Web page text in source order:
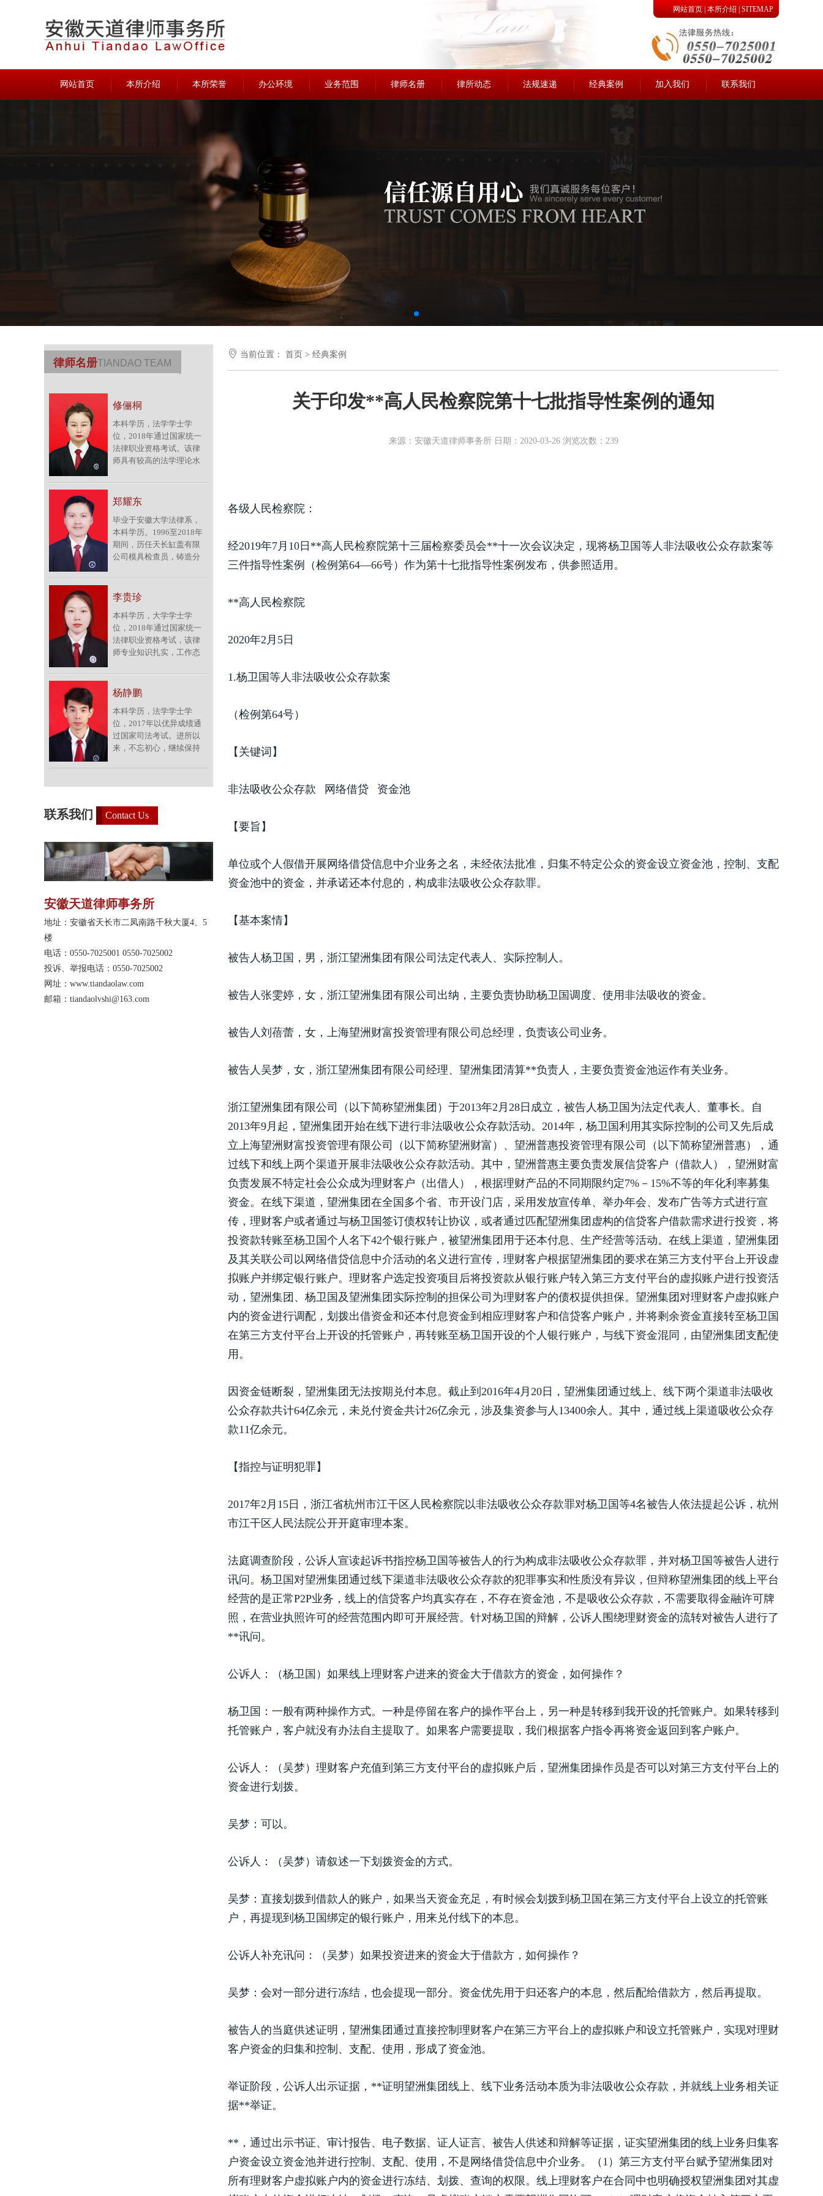
网站首页 本所介绍 SITEMAP
网站首页 本所介绍 本所荣誉 办公环境 业务范围 律师名册 律所动态 法规速递 经典案例 加入我们 联系我们
律师名册TIANDAO TEAM
修俪桐
本科学历，法学学士学
位，2018年通过国家统一
法律职业资格考试。该律
师具有较高的法学理论水
市知名企业从事多年的法
务工作，期间积累了较为
验。擅长办理买卖合同纠
纷、海事纠纷、劳动争议
仲裁及诉讼纠纷、婚姻家
庭及遗产继承纠纷等，该
电话：15705506007。<br
郑耀东
毕业于安徽大学法律系，
本科学历。1996至2018年
期间，历任天长缸盖有限
公司模具检查员，铸造分
备分厂厂长等职。2018年
以优异成绩通过了首届国
试。该律师勤奋好学，法
学理论功底深厚，工作认
真踏实，严谨细致，思维
缜密。加入天道律师团队
商事法律业务，协助指导
案件，尤其在各类合同、
交通事故、民间借贷、劳
动争议等案件中，积累了
较为丰富的实务经验和技
李贵珍
本科学历，大学学士学
位，2018年通过国家统一
法律职业资格考试，该律
师专业知识扎实，工作态
加入律师团队以来，除协
助指导老师办理了各类
研究民商事法律实务，尤
其在交通事故、婚姻家
庭、劳动人事等案件中积
累了一定的办案经验和技
电话：15705506652。<br
杨静鹏
本科学历，法学学士学
位，2017年以优异成绩通
过国家司法考试。进所以
来，不忘初心，继续保持
协助办理各类民商事案
件，在交通事故，合同纠
纷、物业管理、劳动人
事、不动产登记纠纷、不
正当竞争纠纷、保险纠
纷、票据纠纷、公示催告
积累了一定的办案经验和
技巧。电话：
联系我们 Contact Us
安徽天道律师事务所
地址：安徽省天长市二凤南路千秋大厦4、5
楼
电话：0550-7025001 0550-7025002
投诉、举报电话：0550-7025002
网址： www.tiandaolaw.com
邮箱：tiandaolvshi@163.com
 当前位置： 首页 > 经典案例
关于印发**高人民检察院第十七批指导性案例的通知
来源：安徽天道律师事务所 日期：2020-03-26 浏览次数：239
各级人民检察院：
经2019年7月10日**高人民检察院第十三届检察委员会**十一次会议决定，现将杨卫国等人非法吸收公众存款案等
三件指导性案例（检例第64—66号）作为第十七批指导性案例发布，供参照适用。
**高人民检察院
2020年2月5日
1.杨卫国等人非法吸收公众存款案
（检例第64号）
【关键词】
非法吸收公众存款 网络借贷 资金池
【要旨】
单位或个人假借开展网络借贷信息中介业务之名，未经依法批准，归集不特定公众的资金设立资金池，控制、支配
资金池中的资金，并承诺还本付息的，构成非法吸收公众存款罪。
【基本案情】
被告人杨卫国，男，浙江望洲集团有限公司法定代表人、实际控制人。
被告人张雯婷，女，浙江望洲集团有限公司出纳，主要负责协助杨卫国调度、使用非法吸收的资金。
被告人刘蓓蕾，女，上海望洲财富投资管理有限公司总经理，负责该公司业务。
被告人吴梦，女，浙江望洲集团有限公司经理、望洲集团清算**负责人，主要负责资金池运作有关业务。
浙江望洲集团有限公司（以下简称望洲集团）于2013年2月28日成立，被告人杨卫国为法定代表人、董事长。自
2013年9月起，望洲集团开始在线下进行非法吸收公众存款活动。2014年，杨卫国利用其实际控制的公司又先后成
立上海望洲财富投资管理有限公司（以下简称望洲财富）、望洲普惠投资管理有限公司（以下简称望洲普惠），通
过线下和线上两个渠道开展非法吸收公众存款活动。其中，望洲普惠主要负责发展信贷客户（借款人），望洲财富
负责发展不特定社会公众成为理财客户（出借人），根据理财产品的不同期限约定7%－15%不等的年化利率募集
资金。在线下渠道，望洲集团在全国多个省、市开设门店，采用发放宣传单、举办年会、发布广告等方式进行宣
传，理财客户或者通过与杨卫国签订债权转让协议，或者通过匹配望洲集团虚构的信贷客户借款需求进行投资，将
投资款转账至杨卫国个人名下42个银行账户，被望洲集团用于还本付息、生产经营等活动。在线上渠道，望洲集团
及其关联公司以网络借贷信息中介活动的名义进行宣传，理财客户根据望洲集团的要求在第三方支付平台上开设虚
拟账户并绑定银行账户。理财客户选定投资项目后将投资款从银行账户转入第三方支付平台的虚拟账户进行投资活
动，望洲集团、杨卫国及望洲集团实际控制的担保公司为理财客户的债权提供担保。望洲集团对理财客户虚拟账户
内的资金进行调配，划拨出借资金和还本付息资金到相应理财客户和信贷客户账户，并将剩余资金直接转至杨卫国
在第三方支付平台上开设的托管账户，再转账至杨卫国开设的个人银行账户，与线下资金混同，由望洲集团支配使
用。
因资金链断裂，望洲集团无法按期兑付本息。截止到2016年4月20日，望洲集团通过线上、线下两个渠道非法吸收
公众存款共计64亿余元，未兑付资金共计26亿余元，涉及集资参与人13400余人。其中，通过线上渠道吸收公众存
款11亿余元。
【指控与证明犯罪】
2017年2月15日，浙江省杭州市江干区人民检察院以非法吸收公众存款罪对杨卫国等4名被告人依法提起公诉，杭州
市江干区人民法院公开开庭审理本案。
法庭调查阶段，公诉人宣读起诉书指控杨卫国等被告人的行为构成非法吸收公众存款罪，并对杨卫国等被告人进行
讯问。杨卫国对望洲集团通过线下渠道非法吸收公众存款的犯罪事实和性质没有异议，但辩称望洲集团的线上平台
经营的是正常P2P业务，线上的信贷客户均真实存在，不存在资金池，不是吸收公众存款，不需要取得金融许可牌
照，在营业执照许可的经营范围内即可开展经营。针对杨卫国的辩解，公诉人围绕理财资金的流转对被告人进行了
**讯问。
公诉人：（杨卫国）如果线上理财客户进来的资金大于借款方的资金，如何操作？
杨卫国：一般有两种操作方式。一种是停留在客户的操作平台上，另一种是转移到我开设的托管账户。如果转移到
托管账户，客户就没有办法自主提取了。如果客户需要提取，我们根据客户指令再将资金返回到客户账户。
公诉人：（吴梦）理财客户充值到第三方支付平台的虚拟账户后，望洲集团操作员是否可以对第三方支付平台上的
资金进行划拨。
吴梦：可以。
公诉人：（吴梦）请叙述一下划拨资金的方式。
吴梦：直接划拨到借款人的账户，如果当天资金充足，有时候会划拨到杨卫国在第三方支付平台上设立的托管账
户，再提现到杨卫国绑定的银行账户，用来兑付线下的本息。
公诉人补充讯问：（吴梦）如果投资进来的资金大于借款方，如何操作？
吴梦：会对一部分进行冻结，也会提现一部分。资金优先用于归还客户的本息，然后配给借款方，然后再提取。
被告人的当庭供述证明，望洲集团通过直接控制理财客户在第三方平台上的虚拟账户和设立托管账户，实现对理财
客户资金的归集和控制、支配、使用，形成了资金池。
举证阶段，公诉人出示证据，**证明望洲集团线上、线下业务活动本质为非法吸收公众存款，并就线上业务相关证
据**举证。
**，通过出示书证、审计报告、电子数据、证人证言、被告人供述和辩解等证据，证实望洲集团的线上业务归集客
户资金设立资金池并进行控制、支配、使用，不是网络借贷信息中介业务。（1）第三方支付平台赋予望洲集团对
所有理财客户虚拟账户内的资金进行冻结、划拨、查询的权限。线上理财客户在合同中也明确授权望洲集团对其虚